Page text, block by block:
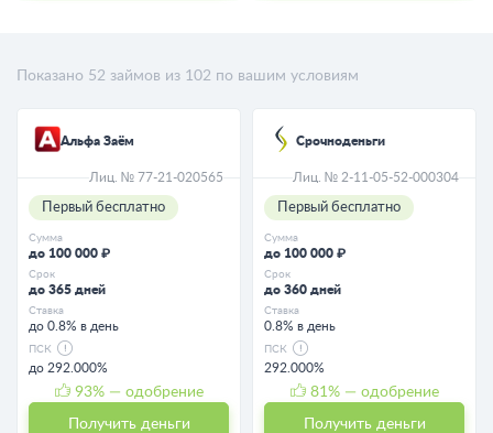
Показано 52 займов из 102 по вашим условиям
Альфа Заём
Лиц. № 77-21-020565
Первый бесплатно
Сумма
до 100 000 ₽
Срок
до 365 дней
Ставка
до 0.8% в день
ПСК
до 292.000%
93% — одобрение
Получить деньги
Срочноденьги
Лиц. № 2-11-05-52-000304
Первый бесплатно
Сумма
до 100 000 ₽
Срок
до 360 дней
Ставка
0.8% в день
ПСК
292.000%
81 % — одобрение
Получить деньги